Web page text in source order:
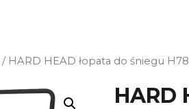
/ HARD HEAD łopata do śniegu
HARD